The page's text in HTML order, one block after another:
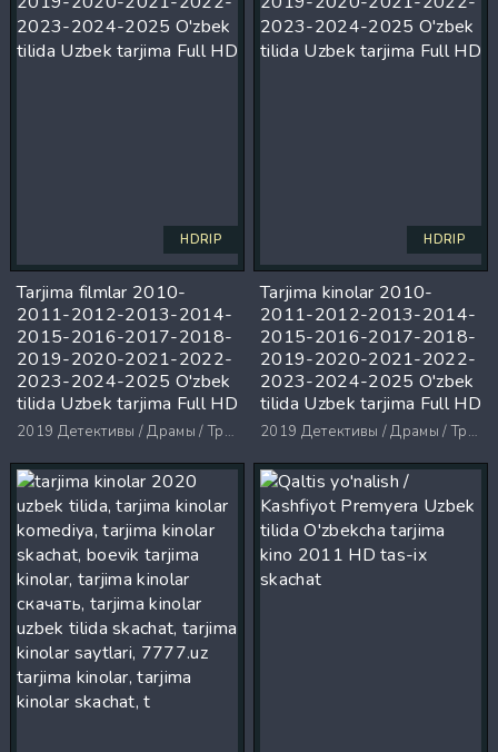
HDRIP
Tarjima filmlar 2010-
2011-2012-2013-2014-
2015-2016-2017-2018-
2019-2020-2021-2022-
2023-2024-2025 O'zbek
tilida Uzbek tarjima Full HD
2019 Детективы / Драмы / Триллеры / Ужасы
HDRIP
Tarjima kinolar 2010-
2011-2012-2013-2014-
2015-2016-2017-2018-
2019-2020-2021-2022-
2023-2024-2025 O'zbek
tilida Uzbek tarjima Full HD
2019 Детективы / Драмы / Триллеры / Ужасы